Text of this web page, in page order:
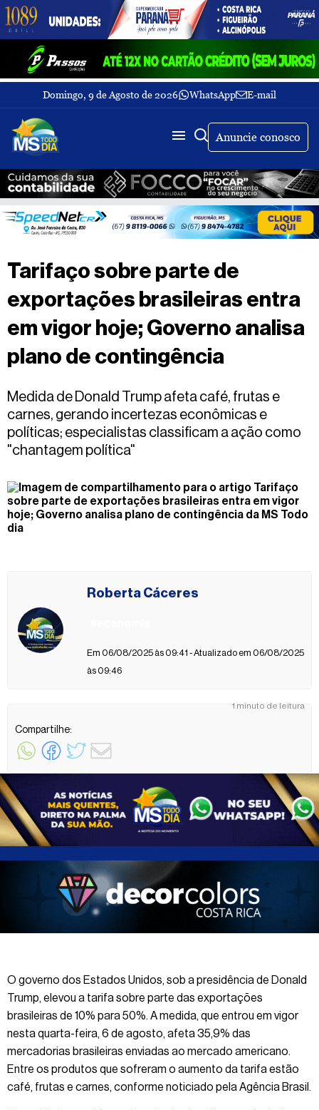
Domingo, 9 de Agosto de 2026 WhatsApp E-mail
Fechar Menu
Últimas
notícias
Galeria
de
fotos
Sobre
Nós
TV
MS
dia
Fale
Anuncie conosco
Buscar
1 minuto de leitura
Tarifaço sobre parte de
exportações brasileiras entra
em vigor hoje; Governo analisa
plano de contingência
Medida de Donald Trump afeta café, frutas e
carnes, gerando incertezas econômicas e
políticas; especialistas classificam a ação como
"chantagem política"
Roberta Cáceres
Em 06/08/2025 às 09:41 - Atualizado em 06/08/2025
às 09:46
Compartilhe:
O governo dos Estados Unidos, sob a presidência de Donald
Trump, elevou a tarifa sobre parte das exportações
brasileiras de 10% para 50%. A medida, que entrou em vigor
nesta quarta-feira, 6 de agosto, afeta 35,9% das
mercadorias brasileiras enviadas ao mercado americano.
Entre os produtos que sofreram o aumento da tarifa estão
café, frutas e carnes, conforme noticiado pela Agência Brasil.